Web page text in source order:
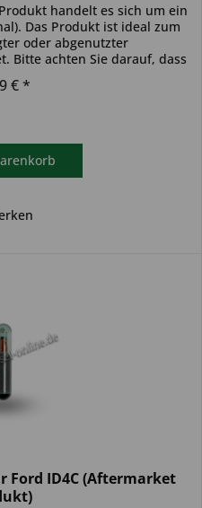
handelt es sich um ein
Das Produkt ist ideal zum
oder abgenutzter
Bitte achten Sie darauf, dass
€ *
Ford ID4C (Aftermarket